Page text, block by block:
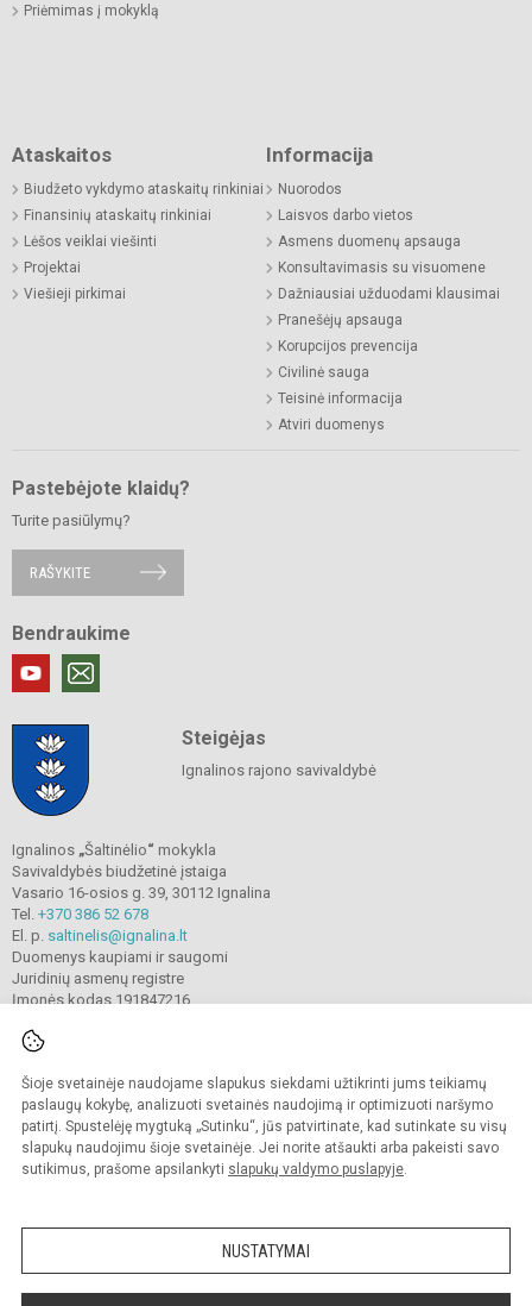
Šioje svetainėje naudojame slapukus siekdami užtikrinti jums teikiamų
paslaugų kokybę, analizuoti svetainės naudojimą ir optimizuoti naršymo
patirtį. Spustelėję mygtuką „Sutinku“, jūs patvirtinate, kad sutinkate su visų
slapukų naudojimu šioje svetainėje. Jei norite atšaukti arba pakeisti savo
sutikimus, prašome apsilankyti slapukų valdymo puslapyje.
NUSTATYMAI
Priėmimas į mokyklą
Ataskaitos
Biudžeto vykdymo ataskaitų rinkiniai
Finansinių ataskaitų rinkiniai
Lėšos veiklai viešinti
Projektai
Viešieji pirkimai
Informacija
Nuorodos
Laisvos darbo vietos
Asmens duomenų apsauga
Konsultavimasis su visuomene
Dažniausiai užduodami klausimai
Pranešėjų apsauga
Korupcijos prevencija
Civilinė sauga
Teisinė informacija
Atviri duomenys
Pastebėjote klaidų?
Turite pasiūlymų?
RAŠYKITE
Bendraukime
Steigėjas
Ignalinos rajono savivaldybė
Ignalinos „Šaltinėlio“ mokykla
Savivaldybės biudžetinė įstaiga
Vasario 16-osios g. 39, 30112 Ignalina
Tel. +370 386 52 678
El. p. saltinelis@ignalina.lt
Duomenys kaupiami ir saugomi
Juridinių asmenų registre
Įmonės kodas 191847216
© 2022. Ignalinos„Šaltinėlio “mokykla. Visos teisės saugomos.
Kopijuoti turinį be raštiško gimnazijos sutikimo griežtai draudžiama.
Prieinamumo paraiška Slapukų valdymas
Sumanus būdas atnaujinti